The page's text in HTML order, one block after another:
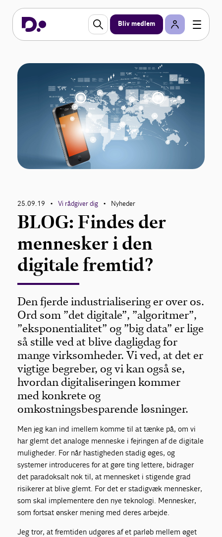
Bliv medlem
25.09.19 • Vi rådgiver dig • Nyheder
BLOG: Findes der
mennesker i den
digitale fremtid?
Den fjerde industrialisering er over os.
Ord som ”det digitale”, ”algoritmer”,
”eksponentialitet” og ”big data” er lige
så stille ved at blive dagligdag for
mange virksomheder. Vi ved, at det er
vigtige begreber, og vi kan også se,
hvordan digitaliseringen kommer
med konkrete og
omkostningsbesparende løsninger.
Men jeg kan ind imellem komme til at tænke på, om vi
har glemt det analoge menneske i fejringen af de digitale
muligheder. For når hastigheden stadig øges, og
systemer introduceres for at gøre ting lettere, bidrager
det paradoksalt nok til, at mennesket i stigende grad
risikerer at blive glemt. For det er stadigvæk mennesker,
som skal implementere den nye teknologi. Mennesker,
som fortsat ønsker mening med deres arbejde.
Jeg tror, at fremtiden udgøres af et parløb mellem øget